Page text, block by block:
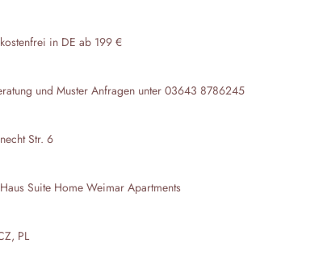
in DE ab 199 €
und Muster Anfragen unter 03643 8786245
Str. 6
Suite Home Weimar Apartments
PL